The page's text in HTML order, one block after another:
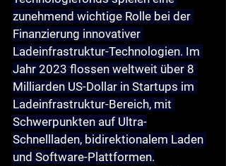
zunehmend wichtige Rolle bei der
Finanzierung innovativer
Ladeinfrastruktur-Technologien. Im
Jahr 2023 flossen weltweit über 8
Milliarden US-Dollar in Startups im
Ladeinfrastruktur-Bereich, mit
Schwerpunkten auf Ultra-
Schnellladen, bidirektionalem Laden
und Software-Plattformen.